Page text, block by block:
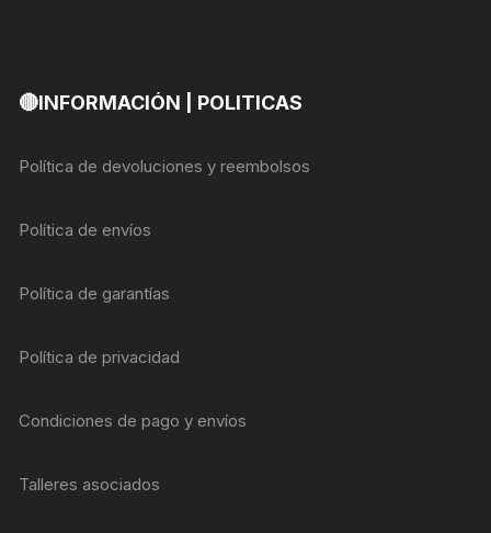
🔴INFORMACIÓN | POLITICAS
Política de devoluciones y reembolsos
Política de envíos
Política de garantías
Política de privacidad
Condiciones de pago y envíos
Talleres asociados